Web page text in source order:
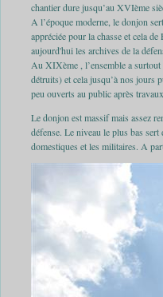
chantier dure jusqu’au XVIème
A l’époque moderne, le donjon
appréciée pour la chasse et cela
aujourd'hui les archives de la
Au XIXème , l’ensemble a
détruits) et cela jusqu’à nos jours
peu ouverts au public après
Le donjon est massif mais assez
défense. Le niveau le plus bas
domestiques et les militaires. A